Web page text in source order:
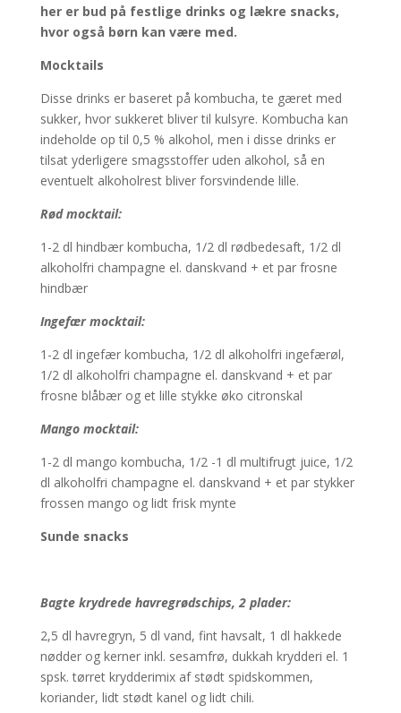
her er bud på festlige drinks og lækre snacks,
hvor også børn kan være med.
Mocktails
Disse drinks er baseret på kombucha, te gæret med
sukker, hvor sukkeret bliver til kulsyre. Kombucha kan
indeholde op til 0,5 % alkohol, men i disse drinks er
tilsat yderligere smagsstoffer uden alkohol, så en
eventuelt alkoholrest bliver forsvindende lille.
Rød mocktail:
1-2 dl hindbær kombucha, 1/2 dl rødbedesaft, 1/2 dl
alkoholfri champagne el. danskvand + et par frosne
hindbær
Ingefær mocktail:
1-2 dl ingefær kombucha, 1/2 dl alkoholfri ingefærøl,
1/2 dl alkoholfri champagne el. danskvand + et par
frosne blåbær og et lille stykke øko citronskal
Mango mocktail:
1-2 dl mango kombucha, 1/2 -1 dl multifrugt juice, 1/2
dl alkoholfri champagne el. danskvand + et par stykker
frossen mango og lidt frisk mynte
Sunde snacks
Bagte krydrede havregrødschips, 2 plader:
2,5 dl havregryn, 5 dl vand, fint havsalt, 1 dl hakkede
nødder og kerner inkl. sesamfrø, dukkah krydderi el. 1
spsk. tørret krydderimix af stødt spidskommen,
koriander, lidt stødt kanel og lidt chili.